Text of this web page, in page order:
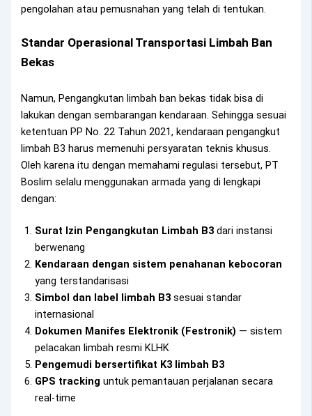
pengolahan atau pemusnahan yang telah di tentukan.
Standar Operasional Transportasi Limbah Ban
Bekas
Namun, Pengangkutan limbah ban bekas tidak bisa di
lakukan dengan sembarangan kendaraan. Sehingga sesuai
ketentuan PP No. 22 Tahun 2021, kendaraan pengangkut
limbah B3 harus memenuhi persyaratan teknis khusus.
Oleh karena itu dengan memahami regulasi tersebut, PT
Boslim selalu menggunakan armada yang di lengkapi
dengan:
Surat Izin Pengangkutan Limbah B3 dari instansi
berwenang
Kendaraan dengan sistem penahanan kebocoran
yang terstandarisasi
Simbol dan label limbah B3 sesuai standar
internasional
Dokumen Manifes Elektronik (Festronik) — sistem
pelacakan limbah resmi KLHK
Pengemudi bersertifikat K3 limbah B3
GPS tracking untuk pemantauan perjalanan secara
real-time